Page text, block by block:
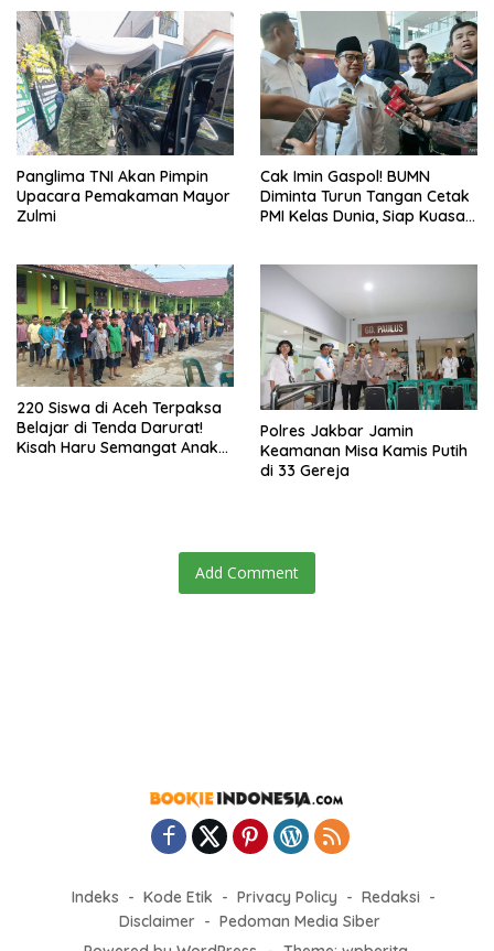
Panglima TNI Akan Pimpin
Upacara Pemakaman Mayor
Zulmi
Cak Imin Gaspol! BUMN
Diminta Turun Tangan Cetak
PMI Kelas Dunia, Siap Kuasai
220 Siswa di Aceh Terpaksa
Belajar di Tenda Darurat!
Kisah Haru Semangat Anak-
Polres Jakbar Jamin
Keamanan Misa Kamis Putih
di 33 Gereja
Add Comment
Indeks Kode Etik Privacy Policy
Redaksi
Disclaimer
Pedoman Media Siber